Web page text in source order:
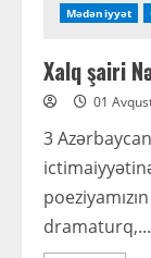
Mədəniyyət
Xalq şairi
01
3
dramaturq,...